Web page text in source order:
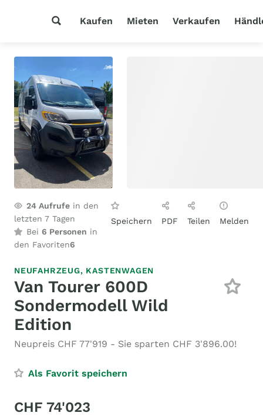
Kaufen Mieten Verkaufen
24 Aufrufe in den
letzten 7 Tagen
Bei 6 Personen in
den Favoriten6
Speichern PDF Teilen Melden
NEUFAHRZEUG, KASTENWAGEN
Van Tourer 600D
Sondermodell Wild
Edition
Neupreis CHF 77'919 - Sie sparten CHF 3'896.00!
Als Favorit speichern
CHF 74'023